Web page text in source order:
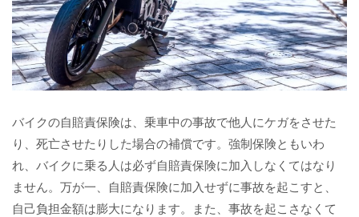
バイクの自賠責保険は、乗車中の事故で他人にケガをさせた
り、死亡させたりした場合の補償です。強制保険ともいわ
れ、バイクに乗る人は必ず自賠責保険に加入しなくてはなり
ません。万が一、自賠責保険に加入せずに事故を起こすと、
自己負担金額は膨大になります。また、事故を起こさなくて